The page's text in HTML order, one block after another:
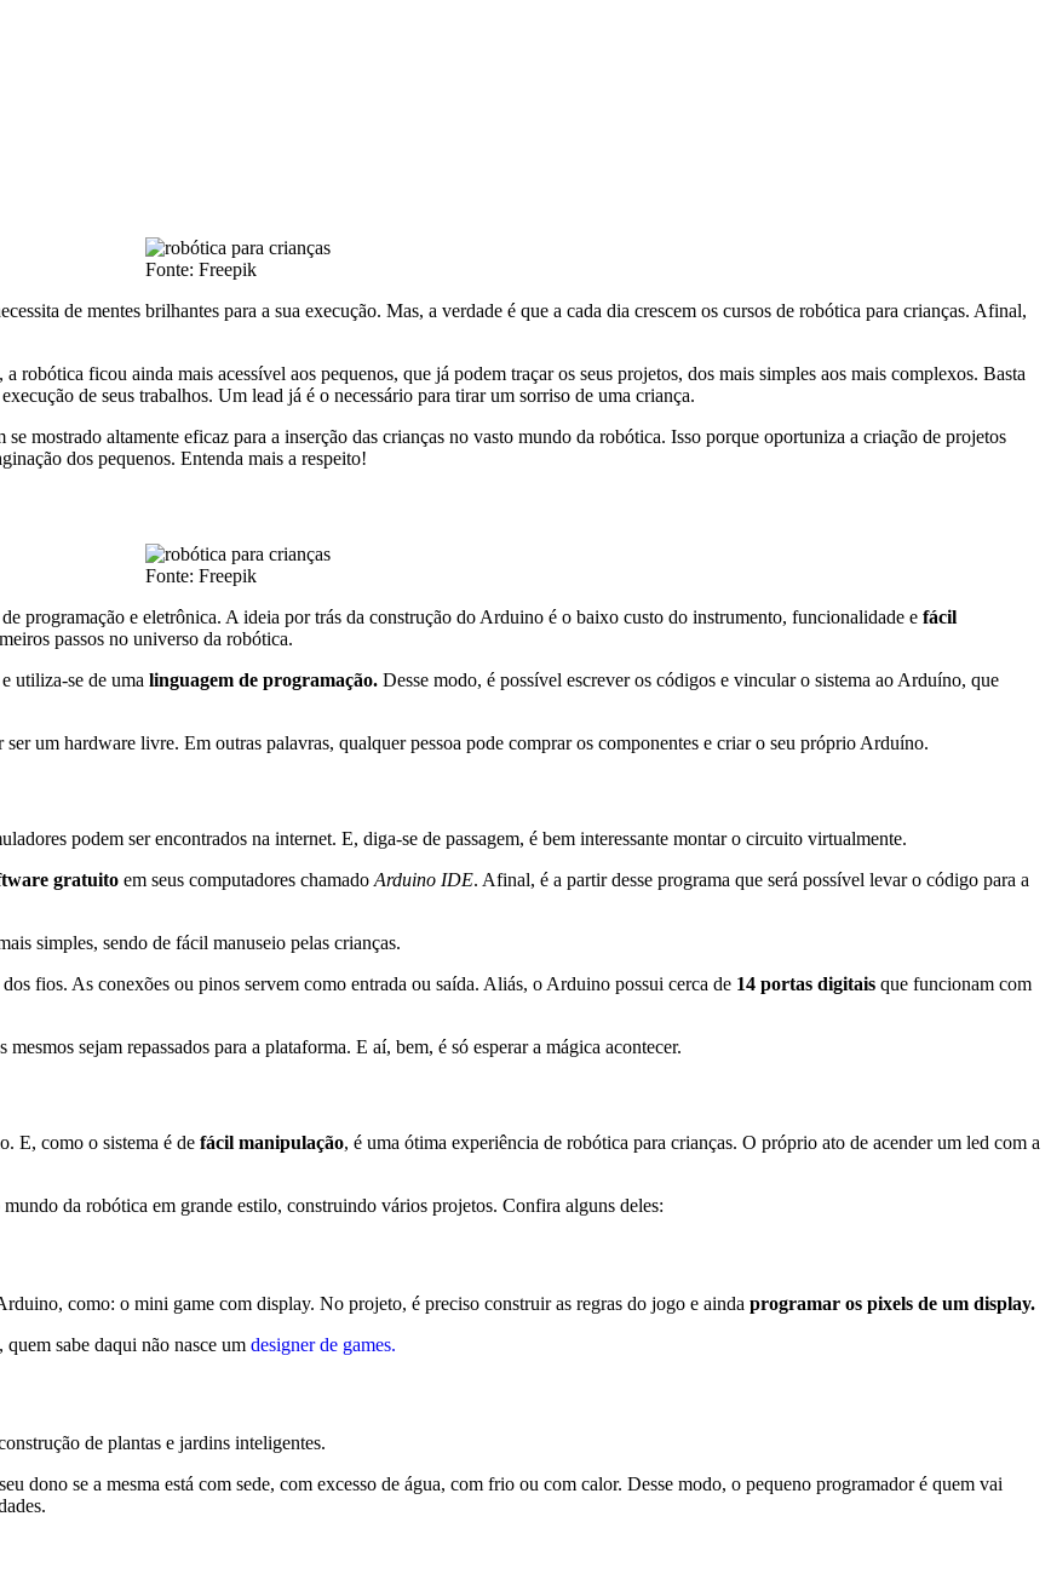
Fonte: Freepik
de mentes brilhantes para a sua execução. Mas, a verdade é que a cada dia crescem os cursos de robótica para crianças. Afinal,
ficou ainda mais acessível aos pequenos, que já podem traçar os seus projetos, dos mais simples aos mais complexos. Basta
de seus trabalhos. Um lead já é o necessário para tirar um sorriso de uma criança.
mostrado altamente eficaz para a inserção das crianças no vasto mundo da robótica. Isso porque oportuniza a criação de projetos
dos pequenos. Entenda mais a respeito!
Fonte: Freepik
programação e eletrônica. A ideia por trás da construção do Arduino é o baixo custo do instrumento, funcionalidade e fácil
passos no universo da robótica.
utiliza-se de uma linguagem de programação. Desse modo, é possível escrever os códigos e vincular o sistema ao Arduíno, que
um hardware livre. Em outras palavras, qualquer pessoa pode comprar os componentes e criar o seu próprio Arduíno.
podem ser encontrados na internet. E, diga-se de passagem, é bem interessante montar o circuito virtualmente.
gratuito em seus computadores chamado Arduino IDE. Afinal, é a partir desse programa que será possível levar o código para a
simples, sendo de fácil manuseio pelas crianças.
fios. As conexões ou pinos servem como entrada ou saída. Aliás, o Arduino possui cerca de 14 portas digitais que funcionam com
sejam repassados para a plataforma. E aí, bem, é só esperar a mágica acontecer.
E, como o sistema é de fácil manipulação, é uma ótima experiência de robótica para crianças. O próprio ato de acender um led com a
da robótica em grande estilo, construindo vários projetos. Confira alguns deles:
como: o mini game com display. No projeto, é preciso construir as regras do jogo e ainda programar os pixels de um display.
sabe daqui não nasce um designer de games.
de plantas e jardins inteligentes.
dono se a mesma está com sede, com excesso de água, com frio ou com calor. Desse modo, o pequeno programador é quem vai